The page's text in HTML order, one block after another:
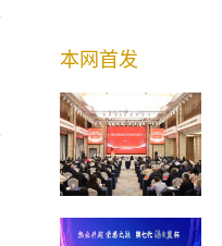
本网首发